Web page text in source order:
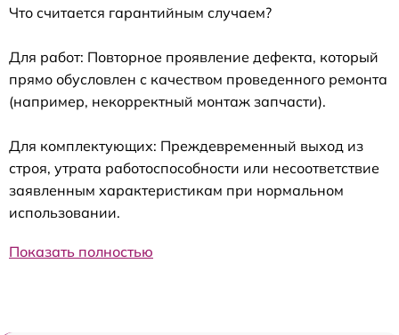
Что считается гарантийным случаем?
Для работ: Повторное проявление дефекта, который
прямо обусловлен с качеством проведенного ремонта
(например, некорректный монтаж запчасти).
Для комплектующих: Преждевременный выход из
строя, утрата работоспособности или несоответствие
заявленным характеристикам при нормальном
использовании.
Показать полностью